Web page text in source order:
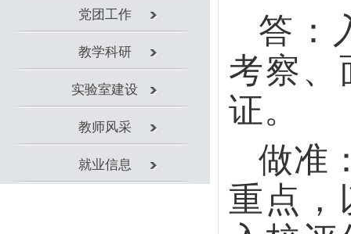
就业信息
做准：
重点，以
入校评估
家按照入
方法技术
评估专家
结，下准